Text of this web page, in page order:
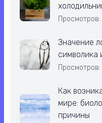
Просмотров:
Значение
символика
Просмотров:
Как
мире:
причины